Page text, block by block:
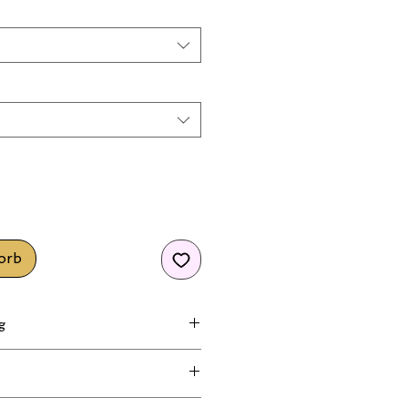
möglich.